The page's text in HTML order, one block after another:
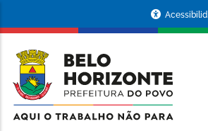
conteúdo
principal
da
Prefeitura
de